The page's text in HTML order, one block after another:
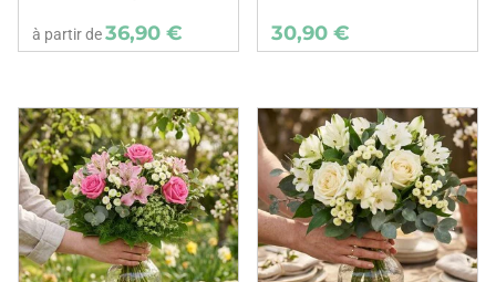
à partir de36,90 € 30,90 €